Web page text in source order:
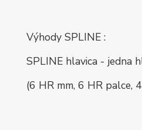
Výhody SPLINE :
SPLINE hlavica - jedna
(6 HR mm, 6 HR palce,